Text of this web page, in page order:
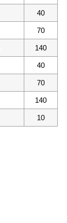
40
70
140
40
70
140
10